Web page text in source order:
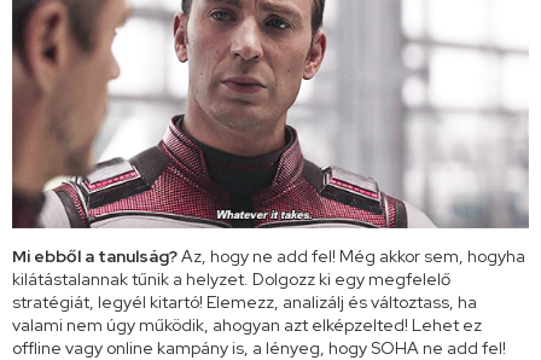
Mi ebből a tanulság?Az, hogy ne add fel! Még akkor sem, hogyha
kilátástalannak tűnik a helyzet. Dolgozz ki egy megfelelő
stratégiát, legyél kitartó! Elemezz, analizálj és változtass, ha
valami nem úgy működik, ahogyan azt elképzelted! Lehet ez
offline vagy online kampány is, a lényeg, hogy SOHA ne add fel!